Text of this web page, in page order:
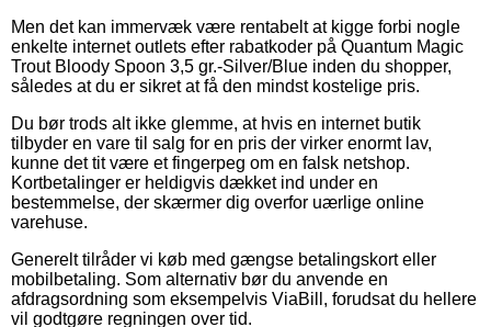
Men det kan immervæk være rentabelt at kigge forbi nogle
enkelte internet outlets efter rabatkoder på Quantum Magic
Trout Bloody Spoon 3,5 gr.-Silver/Blue inden du shopper,
således at du er sikret at få den mindst kostelige pris.
Du bør trods alt ikke glemme, at hvis en internet butik
tilbyder en vare til salg for en pris der virker enormt lav,
kunne det tit være et fingerpeg om en falsk netshop.
Kortbetalinger er heldigvis dækket ind under en
bestemmelse, der skærmer dig overfor uærlige online
varehuse.
Generelt tilråder vi køb med gængse betalingskort eller
mobilbetaling. Som alternativ bør du anvende en
afdragsordning som eksempelvis ViaBill, forudsat du hellere
vil godtgøre regningen over tid.